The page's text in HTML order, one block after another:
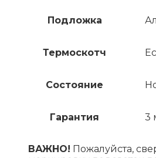
Подложка
Термоскотч
Состояние
Гарантия 3
ВАЖНО! Пожалуйста,